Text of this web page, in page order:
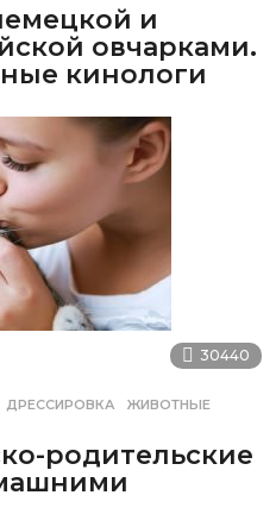
и
овчарками.
кинологи
30440
,ДРЕССИРОВКА ,ЖИВОТНЫЕ
родительские